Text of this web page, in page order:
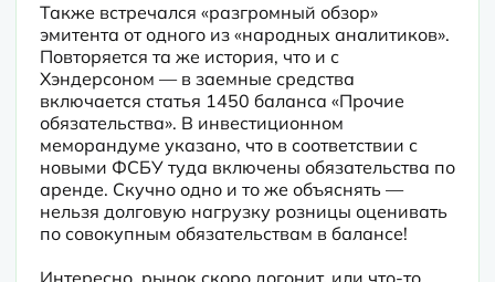
Также встречался «разгромный обзор»
эмитента от одного из «народных аналитиков».
Повторяется та же история, что и с
Хэндерсоном — в заемные средства
включается статья 1450 баланса «Прочие
обязательства». В инвестиционном
меморандуме указано, что в соответствии с
новыми ФСБУ туда включены обязательства по
аренде. Скучно одно и то же объяснять —
нельзя долговую нагрузку розницы оценивать
по совокупным обязательствам в балансе!
Интересно, рынок скоро догонит, или что-то